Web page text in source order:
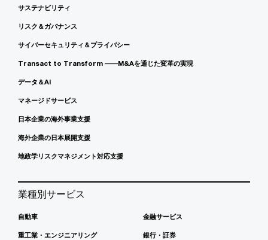
サステナビリティ
リスク＆ガバナンス
サイバーセキュリティ＆プライバシー
Transact to Transform ――M&Aを通じた変革の実現
データ＆AI
マネージドサービス
日本企業の海外事業支援
海外企業の日本展開支援
地政学リスクマネジメント対応支援
業種別サービス
自動車
重工業・エンジニアリング
金融サービス
銀行・証券